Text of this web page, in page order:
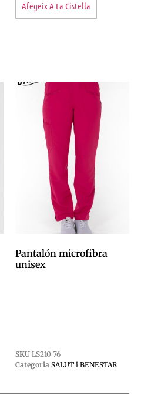
Afegeix A La Cistella
Pantalón microfibra
unisex
SKU LS210 76
Categoria SALUT i BENESTAR